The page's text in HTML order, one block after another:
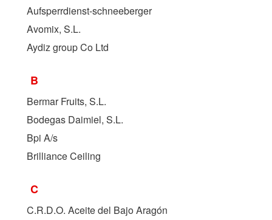
Aufsperrdienst-schneeberger
Avomix, S.L.
Aydiz group Co Ltd
B
Bermar Fruits, S.L.
Bodegas Daimiel, S.L.
Bpi A/s
Brilliance Ceiling
C
C.R.D.O. Aceite del Bajo Aragón